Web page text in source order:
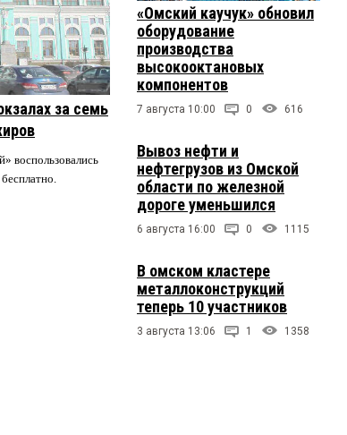
за семь
воспользовались
«Омский каучук» обновил
оборудование
производства
высокооктановых
компонентов
7 августа 10:00 0 616
Вывоз нефти и
нефтегрузов из Омской
области по железной
дороге уменьшился
6 августа 16:00 0 1115
В омском кластере
металлоконструкций
теперь 10 участников
3 августа 13:06 1 1358